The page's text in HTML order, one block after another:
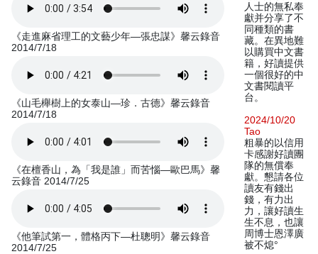
《走進麻省理工的文藝少年—張忠謀》馨云錄音
2014/7/18
《山毛櫸樹上的女泰山—珍．古德》馨云錄音
2014/7/18
《在檀香山，為「我是誰」而苦惱—歐巴馬》馨
云錄音 2014/7/25
《他筆試第一，體格丙下—杜聰明》馨云錄音
2014/7/25
人士的無私奉
獻并分享了不
同種類的書
藏。在異地難
以購買中文書
籍，好讀提供
一個很好的中
文書閱讀平
台。
2024/10/20
Tao
粗暴的以信用
卡感謝好讀團
隊的無償奉
獻。懇請各位
讀友有錢出
錢，有力出
力，讓好讀生
生不息，也讓
周博士恩澤廣
被不熄°